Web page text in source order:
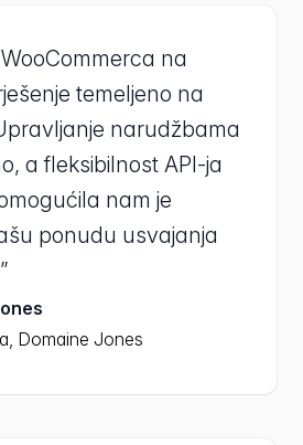
na
temeljeno na
narudžbama
a fleksibilnost API-ja
nam je
ponudu usvajanja
Domaine Jones